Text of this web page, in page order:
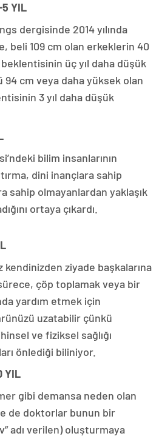
5 YIL
dergisinde 2014 yılında
beli 109 cm olan erkeklerin 40
üç yıl daha düşük
cm veya daha yüksek olan
3 yıl daha düşük
bilim insanlarının
dini inançlara sahip
sahip olmayanlardan yaklaşık
ortaya çıkardı.
ziyade başkalarına
çöp toplamak veya bir
yardım etmek için
uzatabilir çünkü
ve fiziksel sağlığı
önlediği biliniyor.
YIL
gibi demansa neden olan
de doktorlar bunun bir
adı verilen) oluşturmaya